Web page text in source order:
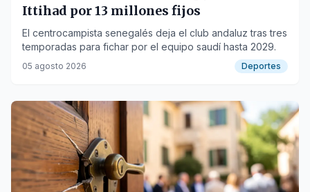
Ittihad por 13 millones fijos
El centrocampista senegalés deja el club andaluz tras tres
temporadas para fichar por el equipo saudí hasta 2029.
05 agosto 2026 Deportes